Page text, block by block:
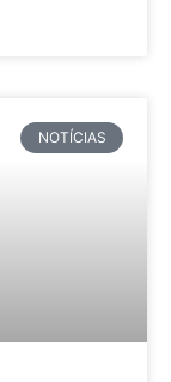
NOTÍCIAS